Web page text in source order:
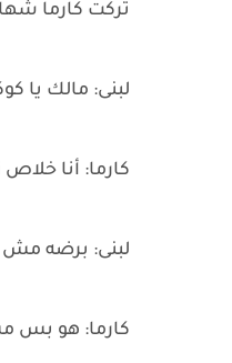
تركت كارما
لبنى: مالك يا
كارما: أنا
لبنى: برضه مش
كارما: هو بس